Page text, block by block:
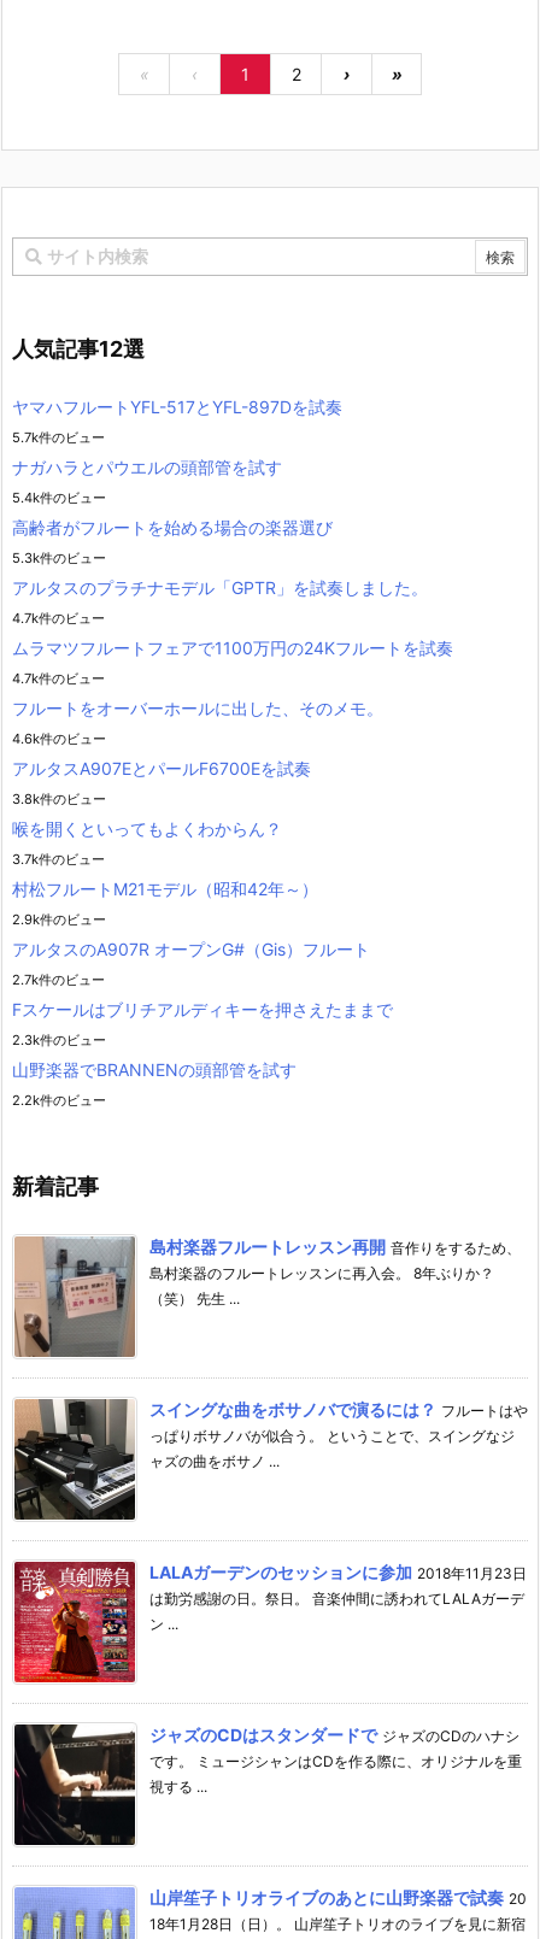
« ‹ 1 2 › »
人気記事12選
ヤマハフルートYFL-517とYFL-897Dを試奏
5.7k件のビュー
ナガハラとパウエルの頭部管を試す
5.4k件のビュー
高齢者がフルートを始める場合の楽器選び
5.3k件のビュー
アルタスのプラチナモデル「GPTR」を試奏しました。
4.7k件のビュー
ムラマツフルートフェアで1100万円の24Kフルートを試奏
4.7k件のビュー
フルートをオーバーホールに出した、そのメモ。
4.6k件のビュー
アルタスA907EとパールF6700Eを試奏
3.8k件のビュー
喉を開くといってもよくわからん？
3.7k件のビュー
村松フルートM21モデル（昭和42年～）
2.9k件のビュー
アルタスのA907R オープンG#（Gis）フルート
2.7k件のビュー
Fスケールはブリチアルディキーを押さえたままで
2.3k件のビュー
山野楽器でBRANNENの頭部管を試す
2.2k件のビュー
新着記事
島村楽器フルートレッスン再開 音作りをするため、
島村楽器のフルートレッスンに再入会。 8年ぶりか？
（笑） 先生 ...
スイングな曲をボサノバで演るには？ フルートはや
っぱりボサノバが似合う。 ということで、スイングなジ
ャズの曲をボサノ ...
LALAガーデンのセッションに参加 2018年11月23日
は勤労感謝の日。祭日。 音楽仲間に誘われてLALAガーデ
ン ...
ジャズのCDはスタンダードで ジャズのCDのハナシ
です。 ミュージシャンはCDを作る際に、オリジナルを重
視する ...
山岸笙子トリオライブのあとに山野楽器で試奏 20
18年1月28日（日）。 山岸笙子トリオのライブを見に新宿